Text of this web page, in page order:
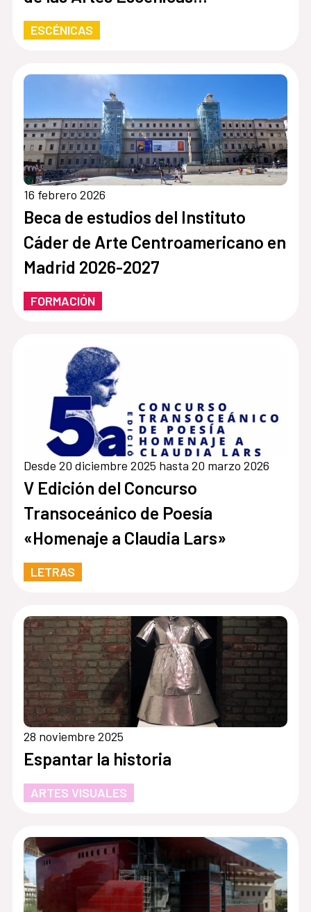
Iberoamericanas
ESCÉNICAS
16 febrero 2026
Beca de estudios del Instituto
Cáder de Arte Centroamericano en
Madrid 2026-2027
FORMACIÓN
Desde 20 diciembre 2025 hasta 20 marzo 2026
V Edición del Concurso
Transoceánico de Poesía
«Homenaje a Claudia Lars»
LETRAS
28 noviembre 2025
Espantar la historia
ARTES VISUALES